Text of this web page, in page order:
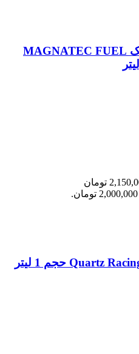
روغن موتور کاسترول مگناتک MAGNATEC FUEL
قیمت اصلی: 2,150,000 تومان
روغن موتور توتال Quartz Racing 10W50 حجم 1 لیتر